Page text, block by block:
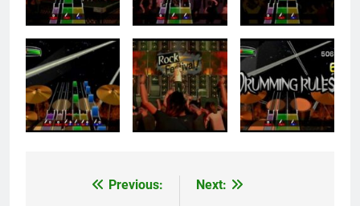
NavigationPrevious:
Next: